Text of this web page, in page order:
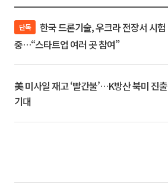
단독
중…“스타트업 여러 곳 참여”
美 미사일 재고 ‘빨간불’…K방산 북미 진출
기대